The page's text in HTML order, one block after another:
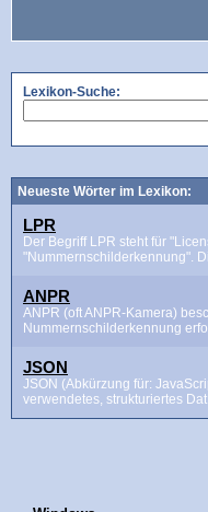
Lexikon-Suche:
Neueste Wörter im Lexikon:
LPR
Der Begriff LPR steht für
"Nummernschilderkennung".
ANPR
ANPR (oft ANPR-Kamera)
Nummernschilderkennung
JSON
JSON (Abkürzung für:
verwendetes, strukturiertes